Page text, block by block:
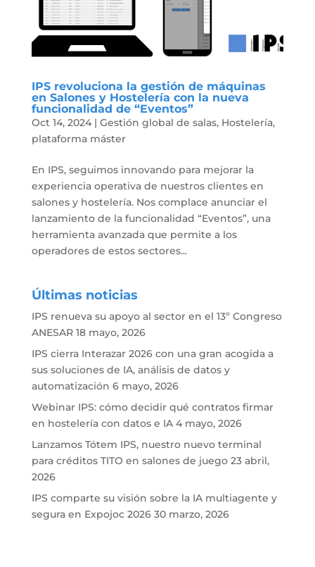
IPS revoluciona la gestión de máquinas
en Salones y Hostelería con la nueva
funcionalidad de “Eventos”
Oct 14, 2024| Gestión global de salas, Hostelería,
plataforma máster
En IPS, seguimos innovando para mejorar la
experiencia operativa de nuestros clientes en
salones y hostelería. Nos complace anunciar el
lanzamiento de la funcionalidad “Eventos”, una
herramienta avanzada que permite a los
operadores de estos sectores...
Últimas noticias
IPS renueva su apoyo al sector en el 13º Congreso
ANESAR 18 mayo, 2026
IPS cierra Interazar 2026 con una gran acogida a
sus soluciones de IA, análisis de datos y
automatización 6 mayo, 2026
Webinar IPS: cómo decidir qué contratos firmar
en hostelería con datos e IA 4 mayo, 2026
Lanzamos Tótem IPS, nuestro nuevo terminal
para créditos TITO en salones de juego 23 abril,
2026
IPS comparte su visión sobre la IA multiagente y
segura en Expojoc 2026 30 marzo, 2026